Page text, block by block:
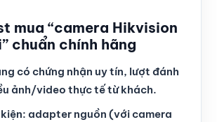
mua “camera Hikvision
chuẩn chính hãng
có chứng nhận uy tín, lượt đánh
ảnh/video thực tế từ khách.
adapter nguồn (với camera